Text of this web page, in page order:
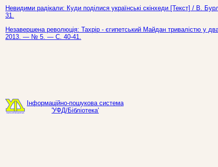
Невидими радікали: Куди поділися українські скінхеди [Текст] /
31.
Незавершена революція: Тахрір - єгипетський Майдан тривалістю у
2013. — № 5. — С. 40-41.
Інформаційно-пошукова система
'УФД/Бібліотека'